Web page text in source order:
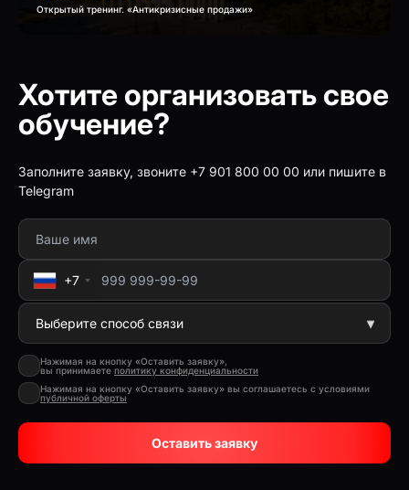
Открытый тренинг. «Антикризисные продажи»
Хотите организовать свое
обучение?
Заполните заявку, звоните +7 901 800 00 00 или пишите в
Telegram
+7
Нажимая на кнопку «Оставить заявку»,
вы принимаете политику конфиденциальности
Нажимая на кнопку «Оставить заявку» вы соглашаетесь с условиями
публичной оферты
Оставить заявку